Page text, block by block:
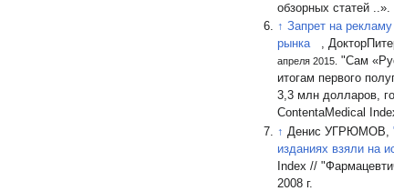
обзорных статей ..».
↑ Запрет на
рынка
,
апреля 2015. "Сам
итогам первого
3,3 млн долларов,
ContentaMedical
↑ Денис УГРЮМОВ,
изданиях взяли на
Index //
2008 г.